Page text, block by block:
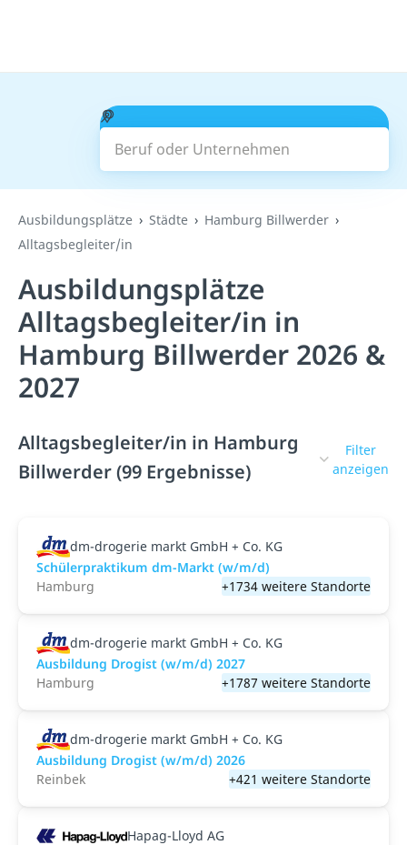
Beruf oder Unternehmen
Suchen
Ausbildungsplätze Städte
Hamburg Billwerder
Alltagsbegleiter/in
Ausbildungsplätze
Alltagsbegleiter/in in
Hamburg Billwerder 2026 &
2027
Alltagsbegleiter/in in Hamburg
Billwerder (99 Ergebnisse)
Filter
anzeigen
dm-drogerie markt GmbH + Co. KG
Schülerpraktikum dm-Markt (w/m/d)
Hamburg
+1734 weitere Standorte
dm-drogerie markt GmbH + Co. KG
Ausbildung Drogist (w/m/d) 2027
Hamburg
+1787 weitere Standorte
dm-drogerie markt GmbH + Co. KG
Ausbildung Drogist (w/m/d) 2026
Reinbek
+421 weitere Standorte
Hapag-Lloyd AG